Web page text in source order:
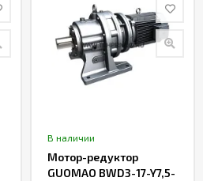
В наличии
Мотор-редуктор
GUOMAO BWD3-17-Y7,5-